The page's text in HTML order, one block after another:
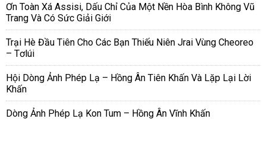
Ơn Toàn Xá Assisi, Dấu Chỉ Của Một Nền Hòa Bình Không Vũ
Trang Và Có Sức Giải Giới
Trại Hè Đầu Tiên Cho Các Bạn Thiếu Niên Jrai Vùng Cheoreo
– Tơlúi
Hội Dòng Ảnh Phép Lạ – Hồng Ân Tiên Khấn Và Lặp Lại Lời
Khấn
Dòng Ảnh Phép Lạ Kon Tum – Hồng Ân Vĩnh Khấn